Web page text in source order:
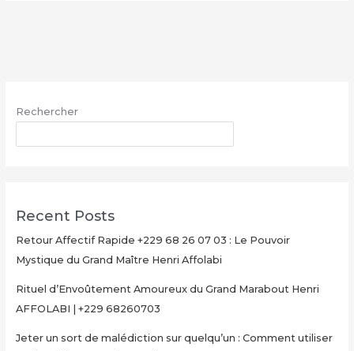
|
68260703
Rechercher
Recent Posts
Retour Affectif Rapide +229 68 26 07 03 : Le Pouvoir
Mystique du Grand Maître Henri Affolabi
Rituel d’Envoûtement Amoureux du Grand Marabout Henri
AFFOLABI | +229 68260703
Jeter un sort de malédiction sur quelqu’un : Comment utiliser